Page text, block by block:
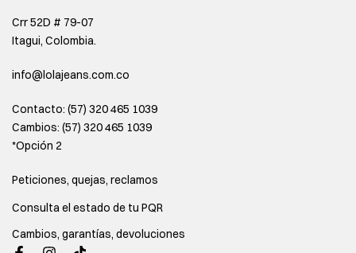
Crr 52D # 79-07
Itagui, Colombia.
info@lolajeans.com.co
Contacto: (57) 320 465 1039
Cambios: (57) 320 465 1039
*Opción 2
Peticiones, quejas, reclamos
Consulta el estado de tu PQR
Cambios, garantías, devoluciones